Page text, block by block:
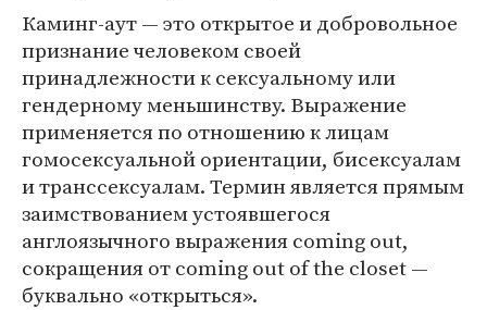
Каминг-аут — это открытое и добровольное
признание человеком своей
принадлежности к сексуальному или
гендерному меньшинству. Выражение
применяется по отношению к лицам
гомосексуальной ориентации, бисексуалам
и транссексуалам. Термин является прямым
заимствованием устоявшегося
англоязычного выражения coming out,
сокращения от coming out of the closet —
буквально «открыться».